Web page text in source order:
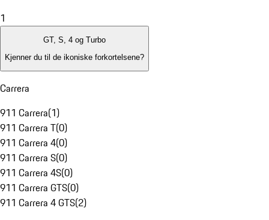
1
GT, S, 4 og Turbo
Kjenner du til de ikoniske forkortelsene?
Carrera
911 Carrera(1)
911 Carrera T(0)
911 Carrera 4(0)
911 Carrera S(0)
911 Carrera 4S(0)
911 Carrera GTS(0)
911 Carrera 4 GTS(2)